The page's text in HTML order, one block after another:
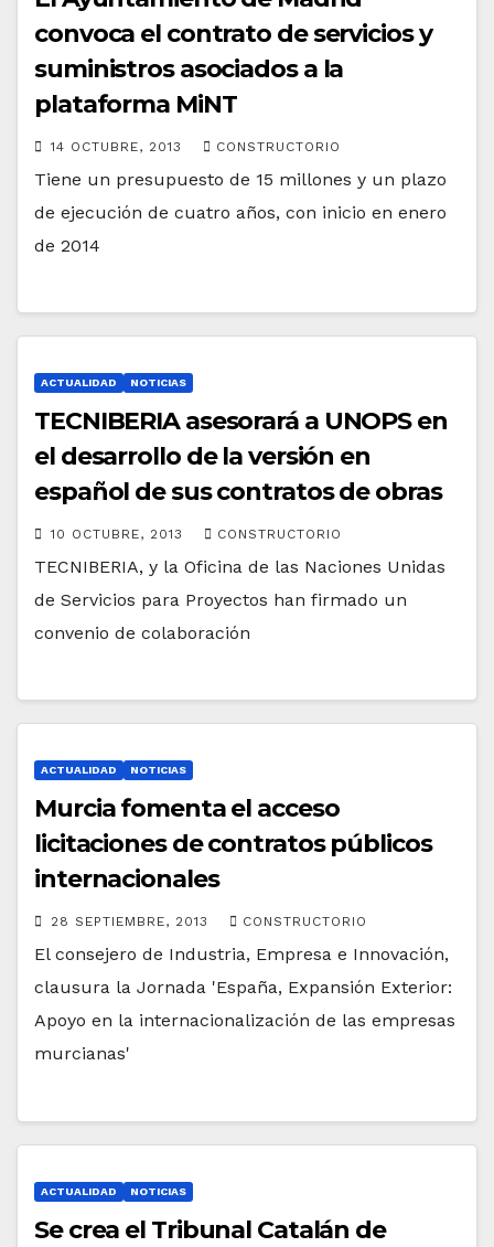
convoca el contrato de servicios y
suministros asociados a la
plataforma MiNT
14 OCTUBRE, 2013 CONSTRUCTORIO
Tiene un presupuesto de 15 millones y un plazo
de ejecución de cuatro años, con inicio en enero
de 2014
ACTUALIDAD NOTICIAS
TECNIBERIA asesorará a UNOPS en
el desarrollo de la versión en
español de sus contratos de obras
10 OCTUBRE, 2013 CONSTRUCTORIO
TECNIBERIA, y la Oficina de las Naciones Unidas
de Servicios para Proyectos han firmado un
convenio de colaboración
ACTUALIDAD NOTICIAS
Murcia fomenta el acceso
licitaciones de contratos públicos
internacionales
28 SEPTIEMBRE, 2013 CONSTRUCTORIO
El consejero de Industria, Empresa e Innovación,
clausura la Jornada 'España, Expansión Exterior:
Apoyo en la internacionalización de las empresas
murcianas'
ACTUALIDAD NOTICIAS
Se crea el Tribunal Catalán de